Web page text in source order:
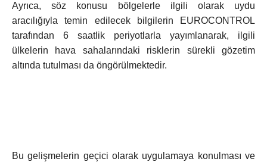
Ayrıca, söz konusu bölgelerle ilgili olarak uydu
aracılığıyla temin edilecek bilgilerin EUROCONTROL
tarafından 6 saatlik periyotlarla yayımlanarak, ilgili
ülkelerin hava sahalarındaki risklerin sürekli gözetim
altında tutulması da öngörülmektedir.
Bu gelişmelerin geçici olarak uygulamaya konulması ve